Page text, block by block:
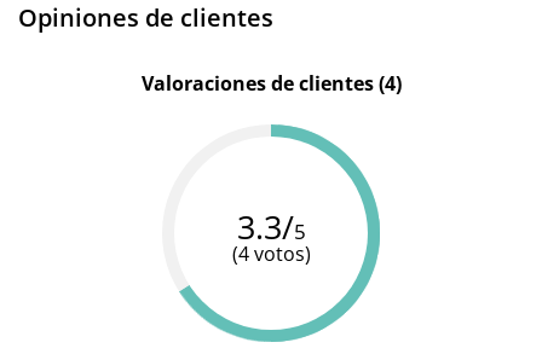
Opiniones de clientes
Valoraciones de clientes (4)
3.3/5
(4 votos)